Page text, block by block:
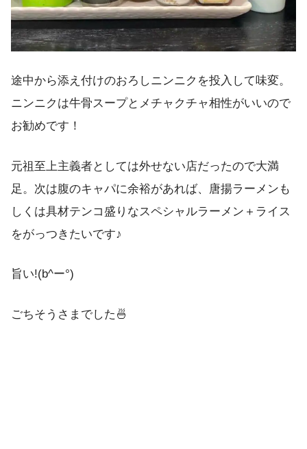
途中から添え付けのおろしニンニクを投入して味変。
ニンニクは牛骨スープとメチャクチャ相性がいいので
お勧めです！
元祖至上主義者としては外せない店だったので大満
足。次は腹のキャパに余裕があれば、唐揚ラーメンも
しくは具材テンコ盛りなスペシャルラーメン＋ライス
をがっつきたいです♪
旨い!(b^ー°)
ごちそうさまでした🍜